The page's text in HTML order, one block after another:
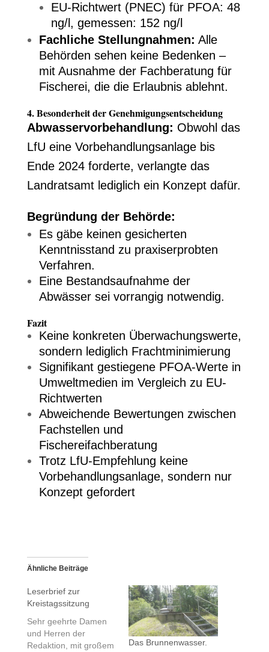
EU-Richtwert (PNEC) für PFOA: 48
ng/l, gemessen: 152 ng/l
Fachliche Stellungnahmen: Alle
Behörden sehen keine Bedenken –
mit Ausnahme der Fachberatung für
Fischerei, die die Erlaubnis ablehnt.
4. Besonderheit der Genehmigungsentscheidung
Abwasservorbehandlung: Obwohl das
LfU eine Vorbehandlungsanlage bis
Ende 2024 forderte, verlangte das
Landratsamt lediglich ein Konzept dafür.
Begründung der Behörde:
Es gäbe keinen gesicherten
Kenntnisstand zu praxiserprobten
Verfahren.
Eine Bestandsaufnahme der
Abwässer sei vorrangig notwendig.
Fazit
Keine konkreten Überwachungswerte,
sondern lediglich Frachtminimierung
Signifikant gestiegene PFOA-Werte in
Umweltmedien im Vergleich zu EU-
Richtwerten
Abweichende Bewertungen zwischen
Fachstellen und
Fischereifachberatung
Trotz LfU-Empfehlung keine
Vorbehandlungsanlage, sondern nur
Konzept gefordert
Ähnliche Beiträge
Leserbrief zur
Kreistagssitzung
Sehr geehrte Damen
und Herren der
Redaktion, mit großem
Das Brunnenwasser.